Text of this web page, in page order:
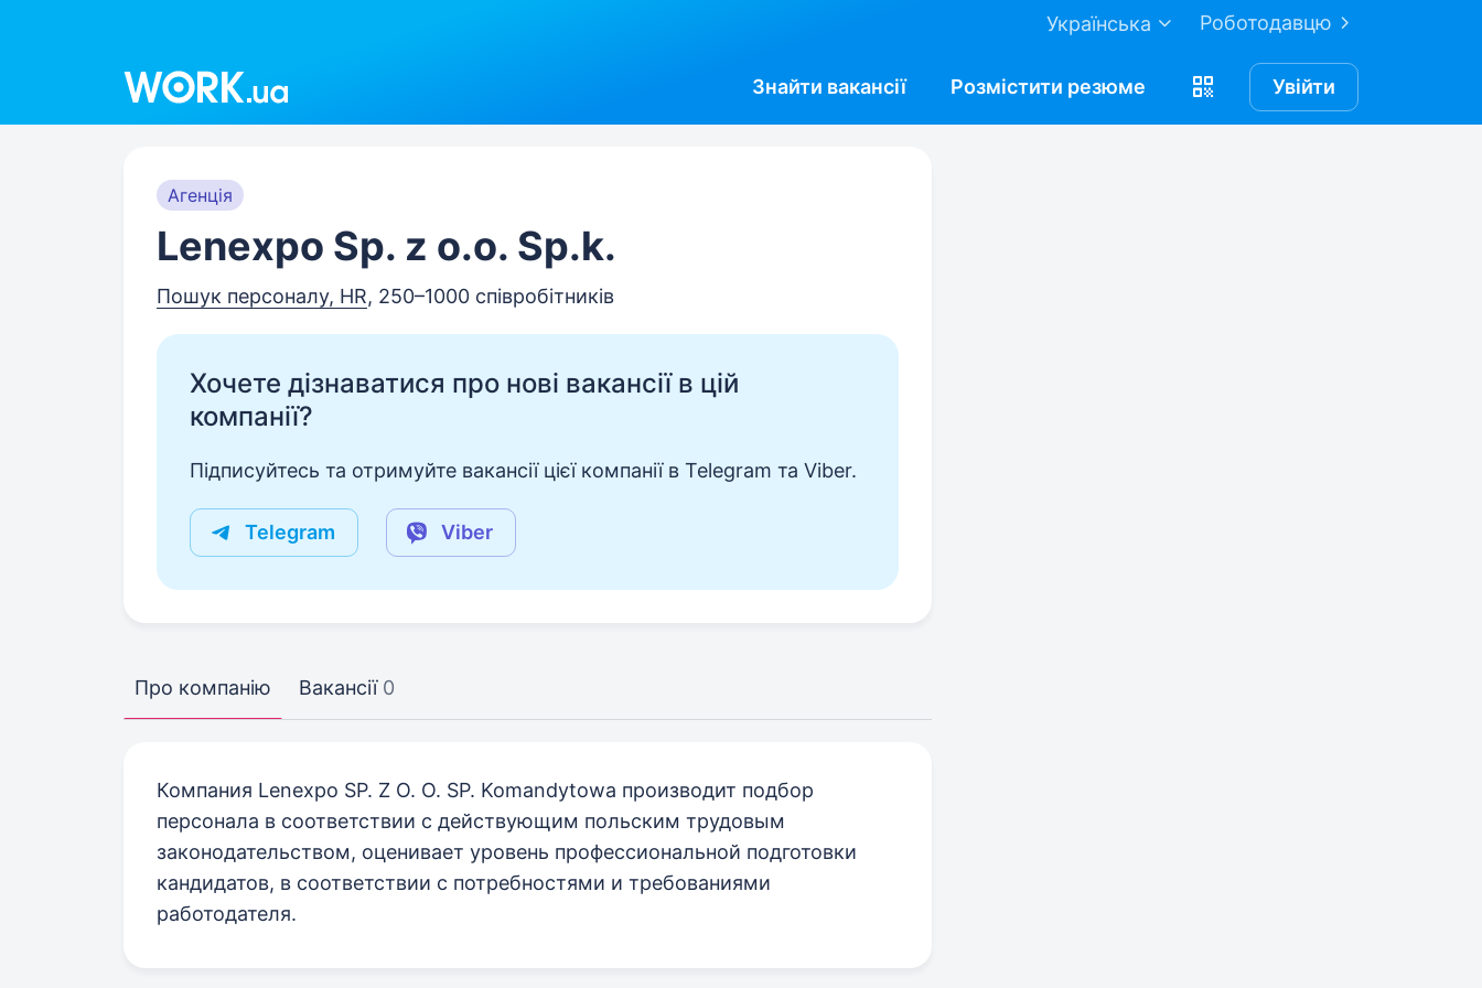
Роботодавцю
Українська
Знайти вакансії Розмістити резюме Увійти
Агенція
Lenexpo Sp. z o.o. Sp.k.
Пошук персоналу, HR, 250–1000 співробітників
Хочете дізнаватися про нові вакансії в цій
компанії?
Підписуйтесь та отримуйте вакансії цієї компанії в Telegram та Viber.
Telegram Viber
Про компанію Вакансії 0
Компания Lenexpo SP. Z O. O. SP. Komandytowa производит подбор
персонала в соответствии с действующим польским трудовым
законодательством, оценивает уровень профессиональной подготовки
кандидатов, в соответствии с потребностями и требованиями
работодателя.